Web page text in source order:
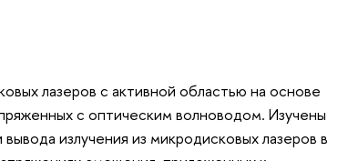
лазеров с активной областью на основе
с оптическим волноводом. Изучены
излучения из микродисковых лазеров в